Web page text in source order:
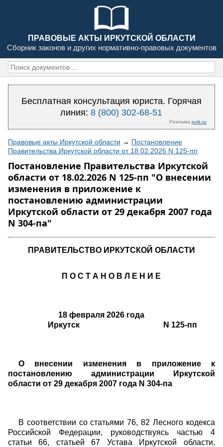
ПРАВОВЫЕ АКТЫ ИРКУТСКОЙ ОБЛАСТИ
Сборник законов и других нормативно-правовых документов
Бесплатная консультация юриста. Горячая
линия:8 (800) 302-68-51
Реклама jurik.ru
Правовые акты Иркутской области → Постановление
Правительства Иркутской области от 18.02.2026 N 125-пп
Постановление Правительства Иркутской
области от 18.02.2026 N 125-пп "О внесении
изменения в приложение к
постановлению администрации
Иркутской области от 29 декабря 2007 года
N 304-па"
ПРАВИТЕЛЬСТВО ИРКУТСКОЙ ОБЛАСТИ
П О С Т А Н О В Л Е Н И Е
18 февраля 2026 года
Иркутск N 125-пп
О внесении изменения в приложение к
постановлению администрации Иркутской
области от 29 декабря 2007 года N 304-па
В соответствии со статьями 76, 82 Лесного кодекса
Российской Федерации, руководствуясь частью 4
статьи 66, статьей 67 Устава Иркутской области,